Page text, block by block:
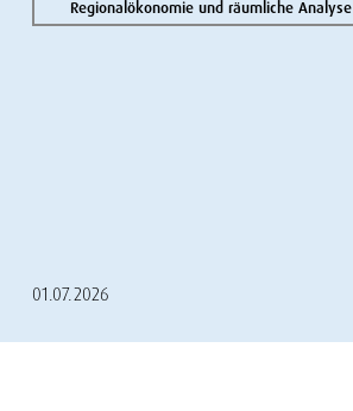
Regionalökonomie und räumliche Analyse
01.07.2026